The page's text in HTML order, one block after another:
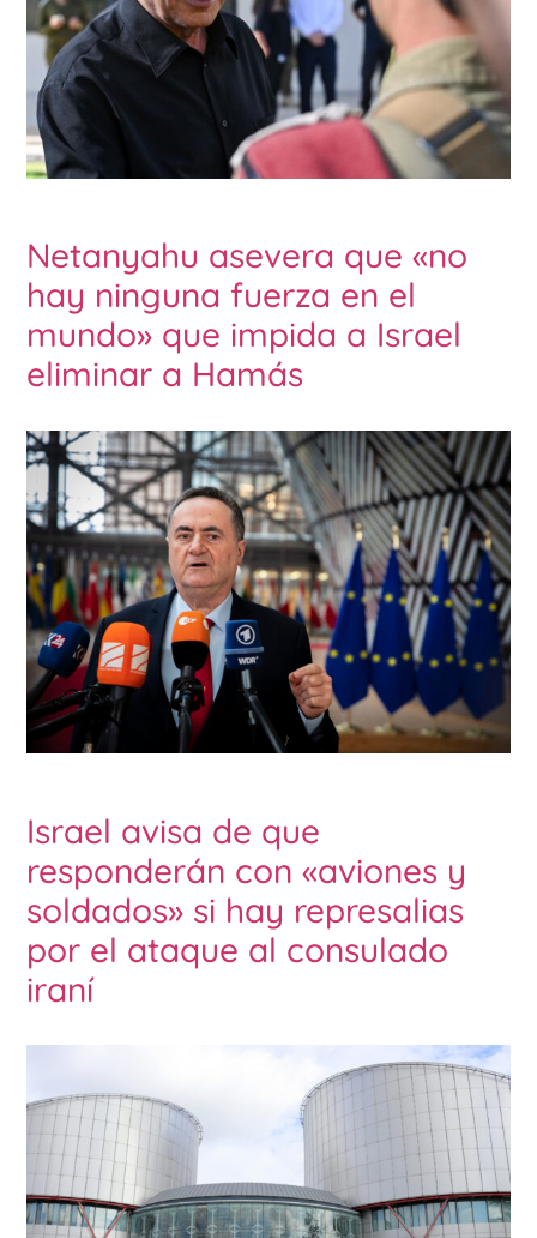
Netanyahu asevera que «no
hay ninguna fuerza en el
mundo» que impida a Israel
eliminar a Hamás
Israel avisa de que
responderán con «aviones y
soldados» si hay represalias
por el ataque al consulado
iraní